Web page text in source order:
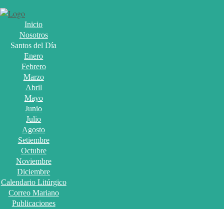
Inicio
Nosotros
Santos del Día
Enero
Febrero
Marzo
Abril
Mayo
Junio
Julio
Agosto
Setiembre
Octubre
Noviembre
Diciembre
Calendario Litúrgico
Correo Mariano
Publicaciones